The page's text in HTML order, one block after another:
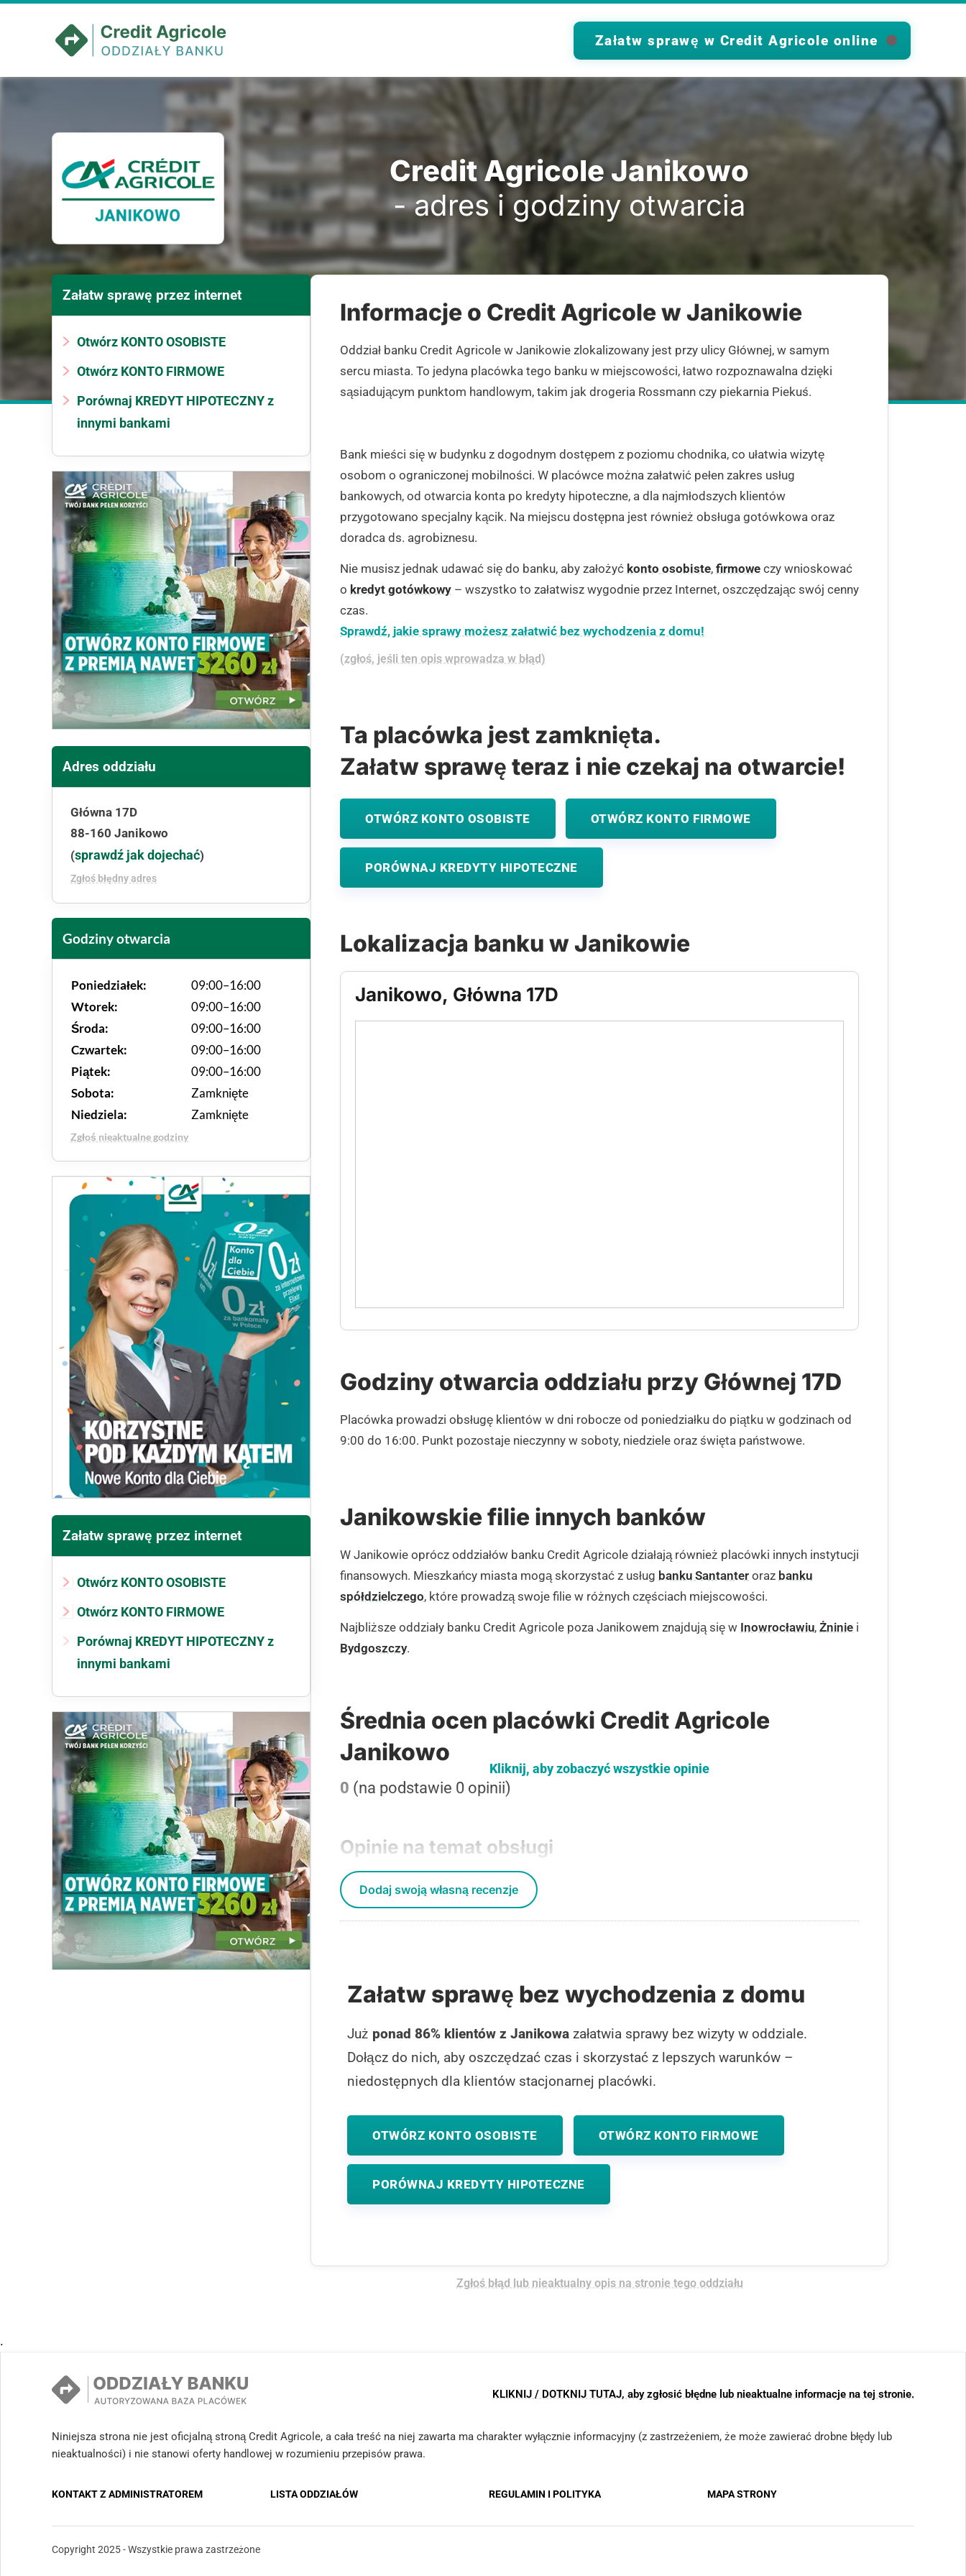
Załatw sprawę w Credit Agricole online
Credit Agricole Janikowo
- adres i godziny otwarcia
Załatw sprawę przez internet
Otwórz KONTO OSOBISTE
Otwórz KONTO FIRMOWE
Porównaj KREDYT HIPOTECZNY z
innymi bankami
Adres oddziału
Główna 17D
88-160 Janikowo
(sprawdź jak dojechać)
Zgłoś błędny adres
Godziny otwarcia
Poniedziałek:
09:00–16:00
Wtorek:
09:00–16:00
Środa:
09:00–16:00
Czwartek:
09:00–16:00
Piątek:
09:00–16:00
Sobota:
Zamknięte
Niedziela:
Zamknięte
Zgłoś nieaktualne godziny
Załatw sprawę przez internet
Otwórz KONTO OSOBISTE
Otwórz KONTO FIRMOWE
Porównaj KREDYT HIPOTECZNY z
innymi bankami
Informacje o Credit Agricole w Janikowie
Oddział banku Credit Agricole w Janikowie zlokalizowany jest przy ulicy Głównej, w samym
sercu miasta. To jedyna placówka tego banku w miejscowości, łatwo rozpoznawalna dzięki
sąsiadującym punktom handlowym, takim jak drogeria Rossmann czy piekarnia Piekuś.
Bank mieści się w budynku z dogodnym dostępem z poziomu chodnika, co ułatwia wizytę
osobom o ograniczonej mobilności. W placówce można załatwić pełen zakres usług
bankowych, od otwarcia konta po kredyty hipoteczne, a dla najmłodszych klientów
przygotowano specjalny kącik. Na miejscu dostępna jest również obsługa gotówkowa oraz
doradca ds. agrobiznesu.
Nie musisz jednak udawać się do banku, aby założyć konto osobiste, firmowe czy wnioskować
o kredyt gotówkowy – wszystko to załatwisz wygodnie przez Internet, oszczędzając swój cenny
czas.
Sprawdź, jakie sprawy możesz załatwić bez wychodzenia z domu!
(zgłoś, jeśli ten opis wprowadza w błąd)
Ta placówka jest zamknięta.
Załatw sprawę teraz i nie czekaj na otwarcie!
OTWÓRZ KONTO OSOBISTE OTWÓRZ KONTO FIRMOWE
PORÓWNAJ KREDYTY HIPOTECZNE
Lokalizacja banku w Janikowie
Janikowo, Główna 17D
Godziny otwarcia oddziału przy Głównej 17D
Placówka prowadzi obsługę klientów w dni robocze od poniedziałku do piątku w godzinach od
9:00 do 16:00. Punkt pozostaje nieczynny w soboty, niedziele oraz święta państwowe.
Janikowskie filie innych banków
W Janikowie oprócz oddziałów banku Credit Agricole działają również placówki innych instytucji
finansowych. Mieszkańcy miasta mogą skorzystać z usług banku Santanter oraz banku
spółdzielczego, które prowadzą swoje filie w różnych częściach miejscowości.
Najbliższe oddziały banku Credit Agricole poza Janikowem znajdują się w Inowrocławiu, Żninie i
Bydgoszczy.
Średnia ocen placówki Credit Agricole
Janikowo
0 (na podstawie 0 opinii)
Opinie na temat obsługi
Kliknij, aby zobaczyć wszystkie opinie
Dodaj swoją własną recenzje
Załatw sprawę bez wychodzenia z domu
Już ponad 86% klientów z Janikowa załatwia sprawy bez wizyty w oddziale.
Dołącz do nich, aby oszczędzać czas i skorzystać z lepszych warunków –
niedostępnych dla klientów stacjonarnej placówki.
OTWÓRZ KONTO OSOBISTE OTWÓRZ KONTO FIRMOWE
PORÓWNAJ KREDYTY HIPOTECZNE
Zgłoś błąd lub nieaktualny opis na stronie tego oddziału
.
KLIKNIJ / DOTKNIJ TUTAJ, aby zgłosić błędne lub nieaktualne informacje na tej stronie.
Niniejsza strona nie jest oficjalną stroną Credit Agricole, a cała treść na niej zawarta ma charakter wyłącznie informacyjny (z zastrzeżeniem, że może zawierać drobne błędy lub
nieaktualności) i nie stanowi oferty handlowej w rozumieniu przepisów prawa.
KONTAKT Z ADMINISTRATOREM LISTA ODDZIAŁÓW REGULAMIN I POLITYKA MAPA STRONY
Copyright 2025 - Wszystkie prawa zastrzeżone